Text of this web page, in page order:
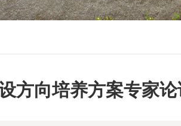
方向培养方案专家